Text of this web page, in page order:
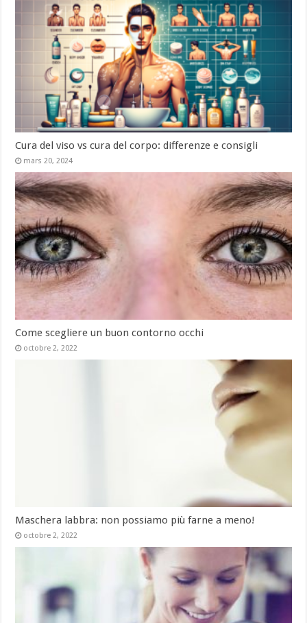
Cura del viso vs cura del corpo: differenze e consigli
mars 20, 2024
Come scegliere un buon contorno occhi
octobre 2, 2022
Maschera labbra: non possiamo più farne a meno!
octobre 2, 2022